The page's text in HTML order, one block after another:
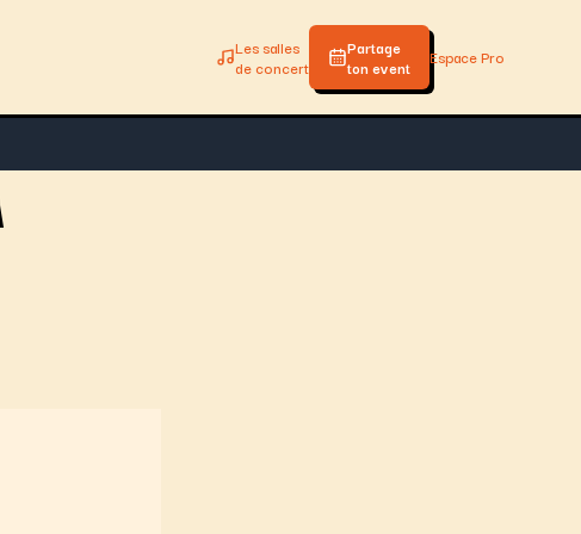
Les salles
de concert
Partage
ton event
Espace Pro